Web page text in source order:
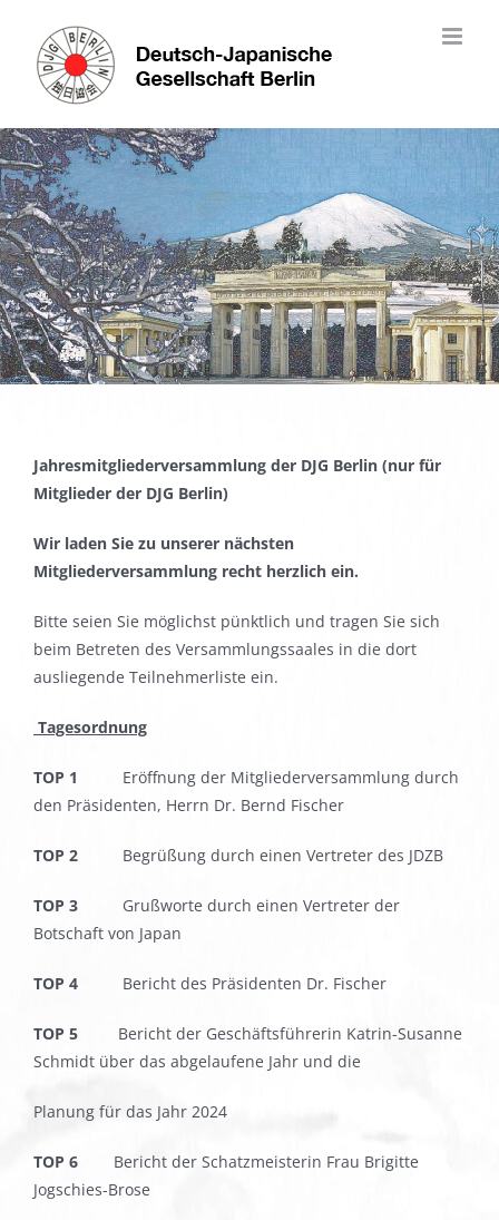
content
Jahresmitgliederversammlung der DJG Berlin (nur für
Mitglieder der DJG Berlin)
Wir laden Sie zu unserer nächsten
Mitgliederversammlung recht herzlich ein.
Bitte seien Sie möglichst pünktlich und tragen Sie sich
beim Betreten des Versammlungssaales in die dort
ausliegende Teilnehmerliste ein.
Tagesordnung
TOP 1 Eröffnung der Mitgliederversammlung durch
den Präsidenten, Herrn Dr. Bernd Fischer
TOP 2 Begrüßung durch einen Vertreter des JDZB
TOP 3 Grußworte durch einen Vertreter der
Botschaft von Japan
TOP 4 Bericht des Präsidenten Dr. Fischer
TOP 5 Bericht der Geschäftsführerin Katrin-Susanne
Schmidt über das abgelaufene Jahr und die
Planung für das Jahr 2024
TOP 6 Bericht der Schatzmeisterin Frau Brigitte
Jogschies-Brose